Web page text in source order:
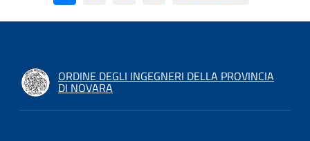
ORDINE DEGLI INGEGNERI DELLA PROVINCIA
DI NOVARA